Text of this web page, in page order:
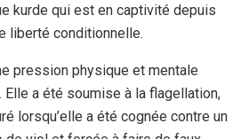
kurde qui est en captivité depuis
liberté conditionnelle.
pression physique et mentale
a été soumise à la flagellation,
lorsqu’elle a été cognée contre un